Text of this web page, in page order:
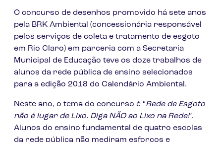
O concurso de desenhos promovido há sete anos
pela BRK Ambiental (concessionária responsável
pelos serviços de coleta e tratamento de esgoto
em Rio Claro) em parceria com a Secretaria
Municipal de Educação teve os doze trabalhos de
alunos da rede pública de ensino selecionados
para a edição 2018 do Calendário Ambiental.
Neste ano, o tema do concurso é “Rede de Esgoto
não é lugar de Lixo. Diga NÃO ao Lixo na Rede!”.
Alunos do ensino fundamental de quatro escolas
da rede pública não mediram esforços e